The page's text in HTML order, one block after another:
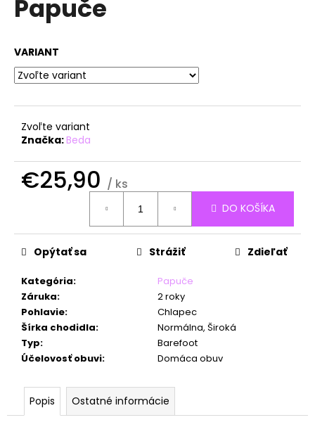
Papuče
VARIANT
Zvoľte variant
Značka:Beda
€25,90 / ks
DO KOŠÍKA
Kategória:
Papuče
Záruka:
2 roky
Pohlavie:
Chlapec
Šírka chodidla:
Normálna, Široká
Typ:
Barefoot
Účelovosť obuvi: Domáca obuv
Opýtať sa Strážiť Zdieľať
Popis Ostatné informácie
á
s
ť
?
HĽADAŤ
d
p
ú
č
a
m
e